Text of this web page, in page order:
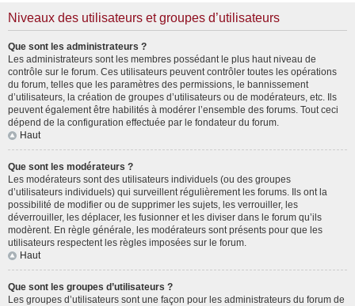
Niveaux des utilisateurs et groupes d’utilisateurs
Que sont les administrateurs ?
Les administrateurs sont les membres possédant le plus haut niveau de
contrôle sur le forum. Ces utilisateurs peuvent contrôler toutes les opérations
du forum, telles que les paramètres des permissions, le bannissement
d’utilisateurs, la création de groupes d’utilisateurs ou de modérateurs, etc. Ils
peuvent également être habilités à modérer l’ensemble des forums. Tout ceci
dépend de la configuration effectuée par le fondateur du forum.
Haut
Que sont les modérateurs ?
Les modérateurs sont des utilisateurs individuels (ou des groupes
d’utilisateurs individuels) qui surveillent régulièrement les forums. Ils ont la
possibilité de modifier ou de supprimer les sujets, les verrouiller, les
déverrouiller, les déplacer, les fusionner et les diviser dans le forum qu’ils
modèrent. En règle générale, les modérateurs sont présents pour que les
utilisateurs respectent les règles imposées sur le forum.
Haut
Que sont les groupes d’utilisateurs ?
Les groupes d’utilisateurs sont une façon pour les administrateurs du forum de